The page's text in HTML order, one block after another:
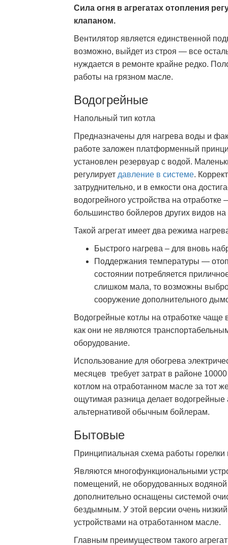
Сила огня в агрегатах отопления
клапаном.
Вентилятор является единственной
возможно, выйдет из строя — все
нуждается в ремонте крайне редко.
работы на грязном масле.
Водогрейные
Напольный тип котла
Предназначены для нагрева воды и
работе заложен платформенный
установлен резервуар с водой.
регулирует давление в системе.
затруднительно, и в емкости она
водогрейного устройства на
большинство бойлеров других видов
Такой агрегат имеет два режима
Быстрого нагрева – для вновь
Поддержания температуры —
состоянии потребляется
слишком мала, то возможны
сооружение дополнительного
Водогрейные котлы на отработке чаще
как они не являются
оборудование.
Использование для обогрева
месяцев требует затрат в районе
котлом на отработанном масле за тот
ощутимая разница делает
альтернативой обычным бойлерам.
Бытовые
Принципиальная схема работы
Являются многофункциональными
помещений, не оборудованных водяной
дополнительно оснащены системой
бездымным. У этой версии очень
устройствами на отработанном масле.
Главным преимуществом такого